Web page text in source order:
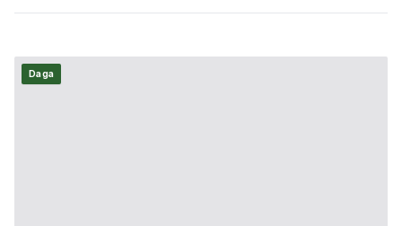
Daga